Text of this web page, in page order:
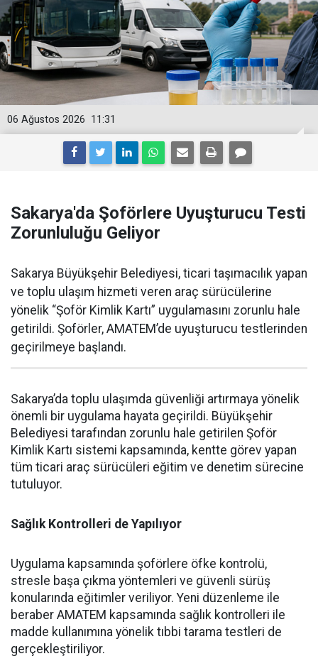
11:31
06 Ağustos 2026
Sakarya'da Şoförlere Uyuşturucu Testi
Zorunluluğu Geliyor
Sakarya Büyükşehir Belediyesi, ticari taşımacılık yapan
ve toplu ulaşım hizmeti veren araç sürücülerine
yönelik “Şoför Kimlik Kartı” uygulamasını zorunlu hale
getirildi. Şoförler, AMATEM’de uyuşturucu testlerinden
geçirilmeye başlandı.
Sakarya’da toplu ulaşımda güvenliği artırmaya yönelik
önemli bir uygulama hayata geçirildi. Büyükşehir
Belediyesi tarafından zorunlu hale getirilen Şoför
Kimlik Kartı sistemi kapsamında, kentte görev yapan
tüm ticari araç sürücüleri eğitim ve denetim sürecine
tutuluyor.
Sağlık Kontrolleri de Yapılıyor
Uygulama kapsamında şoförlere öfke kontrolü,
stresle başa çıkma yöntemleri ve güvenli sürüş
konularında eğitimler veriliyor. Yeni düzenleme ile
beraber AMATEM kapsamında sağlık kontrolleri ile
madde kullanımına yönelik tıbbi tarama testleri de
gerçekleştiriliyor.